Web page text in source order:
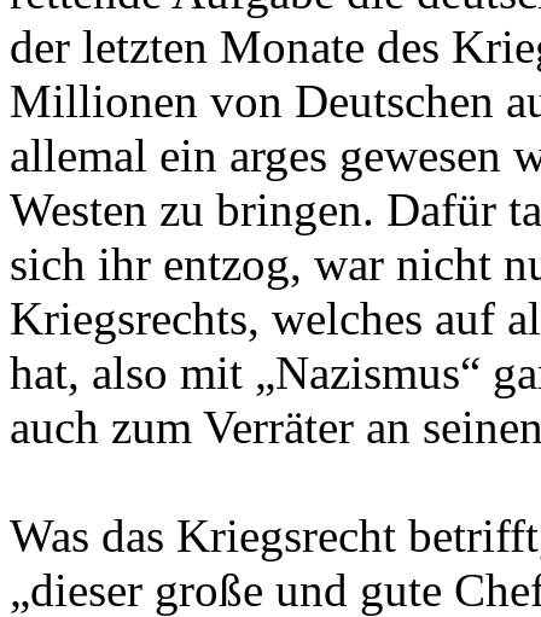
der letzten Monate des
Millionen von Deutschen
allemal ein arges gewesen
Westen zu bringen. Dafür
sich ihr entzog, war nicht
Kriegsrechts, welches auf
hat, also mit „Nazismus“
auch zum Verräter an
Was das Kriegsrecht
„dieser große und gute